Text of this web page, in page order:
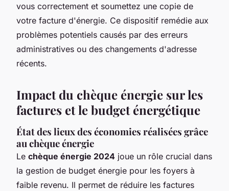
vous correctement et soumettez une copie de
votre facture d'énergie. Ce dispositif remédie aux
problèmes potentiels causés par des erreurs
administratives ou des changements d'adresse
récents.
Impact du chèque énergie sur les
factures et le budget énergétique
État des lieux des économies réalisées grâce
au chèque énergie
Le chèque énergie 2024 joue un rôle crucial dans
la gestion de budget énergie pour les foyers à
faible revenu. Il permet de réduire les factures